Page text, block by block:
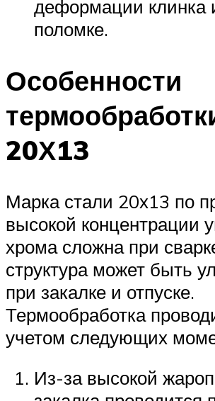
деформации клинка
поломке.
Особенности
20Х13
Марка стали 20х13 по
высокой концентрации
хрома сложна при
структура может быть
при закалке и отпуске.
Термообработка
учетом следующих
Из-за высокой